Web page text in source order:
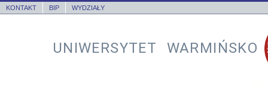
KONTAKT BIP WYDZIAŁY
UNIWERSYTET WARMIŃSKO